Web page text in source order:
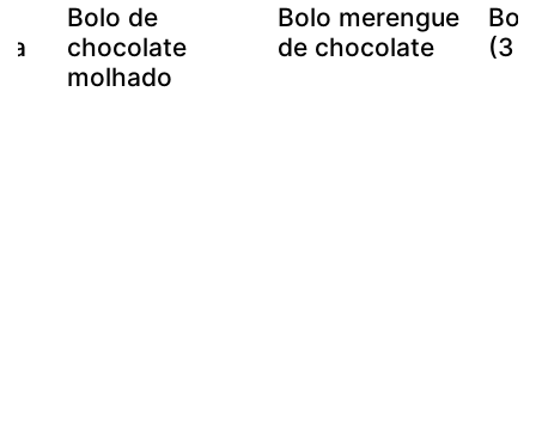
Bolo de
chocolate
molhado
Bolo merengue
de chocolate
(3